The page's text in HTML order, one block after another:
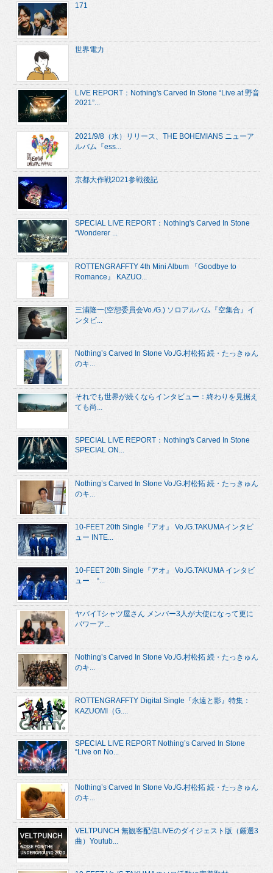
171
世界電力
LIVE REPORT：Nothing's Carved In Stone “Live at 野音
2021”...
2021/9/8（水）リリース、THE BOHEMIANS ニューア
ルバム『ess...
京都大作戦2021参戦後記
SPECIAL LIVE REPORT：Nothing's Carved In Stone
“Wonderer ...
ROTTENGRAFFTY 4th Mini Album 『Goodbye to
Romance』 KAZUO...
三浦隆一(空想委員会Vo./G.) ソロアルバム『空集合』イ
ンタビ...
Nothing’s Carved In Stone Vo./G.村松拓 続・たっきゅん
のキ...
それでも世界が続くならインタビュー：終わりを見据え
ても尚...
SPECIAL LIVE REPORT：Nothing's Carved In Stone
SPECIAL ON...
Nothing’s Carved In Stone Vo./G.村松拓 続・たっきゅん
のキ...
10-FEET 20th Single『アオ』 Vo./G.TAKUMAインタビ
ュー INTE...
10-FEET 20th Single『アオ』 Vo./G.TAKUMA インタビ
ュー “...
ヤバイTシャツ屋さん メンバー3人が大使になって更に
パワーア...
Nothing’s Carved In Stone Vo./G.村松拓 続・たっきゅん
のキ...
ROTTENGRAFFTY Digital Single『永遠と影』特集：
KAZUOMI（G....
SPECIAL LIVE REPORT Nothing’s Carved In Stone
“Live on No...
Nothing’s Carved In Stone Vo./G.村松拓 続・たっきゅん
のキ...
VELTPUNCH 無観客配信LIVEのダイジェスト版（厳選3
曲）Youtub...